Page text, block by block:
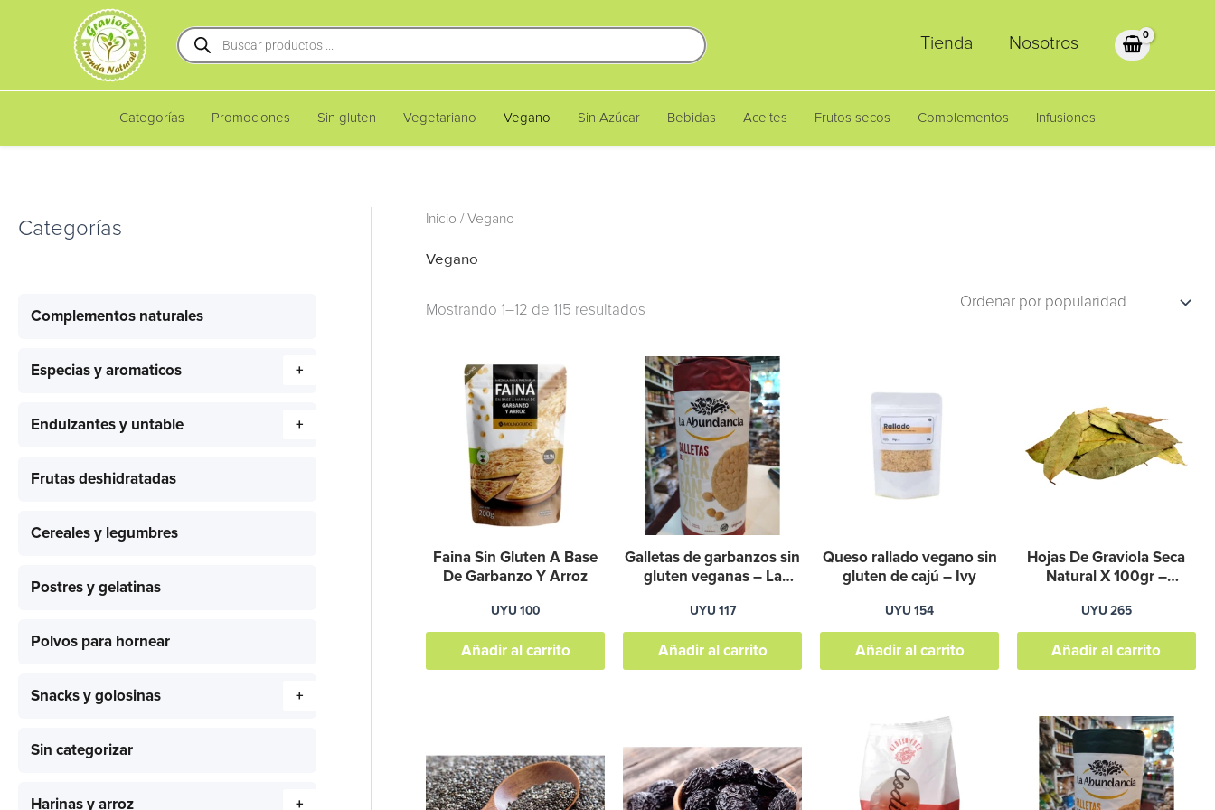
Búsqueda
de
productos
Tienda Nosotros
Categorías Promociones Sin gluten Vegetariano Vegano Sin Azúcar Bebidas Aceites Frutos secos Complementos Infusiones
Categorías
Complementos naturales
Especias y aromaticos +
Endulzantes y untable +
Frutas deshidratadas
Cereales y legumbres
Postres y gelatinas
Polvos para hornear
Snacks y golosinas +
Sin categorizar
Harinas y arroz +
Inicio / Vegano
Vegano
Mostrando 1–12 de 115 resultados
Faina Sin Gluten A Base
De Garbanzo Y Arroz
UYU100
Añadir al carrito
Galletas de garbanzos sin
gluten veganas – La
UYU 117
Añadir al carrito
Queso rallado vegano sin
gluten de cajú – Ivy
UYU154
Añadir al carrito
Hojas De Graviola Seca
Natural X 100gr –
UYU 265
Añadir al carrito
precios:
desde
UYU
98
producto
tiene
múltiples
precios:
desde
UYU
63
producto
tiene
múltiples